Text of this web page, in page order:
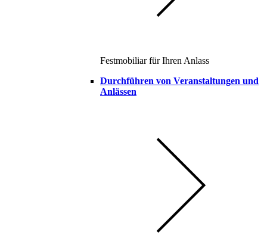
Festmobiliar für Ihren Anlass
Durchführen von Veranstaltungen und
Anlässen